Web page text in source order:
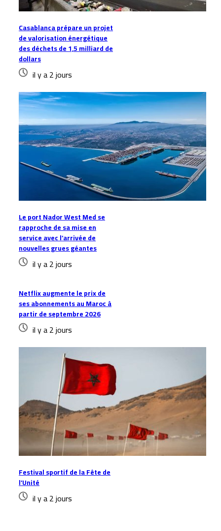
Casablanca prépare un projet
de valorisation énergétique
des déchets de 1,5 milliard de
dollars
il y a 2 jours
Le port Nador West Med se
rapproche de sa mise en
service avec l’arrivée de
nouvelles grues géantes
il y a 2 jours
Netflix augmente le prix de
ses abonnements au Maroc à
partir de septembre 2026
il y a 2 jours
Festival sportif de la Fête de
l’Unité
il y a 2 jours